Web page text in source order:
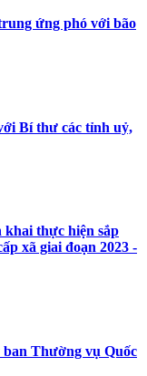
ứng phó với bão
Bí thư các tỉnh uỷ,
thực hiện sắp
xã giai đoạn 2023 -
Thường vụ Quốc